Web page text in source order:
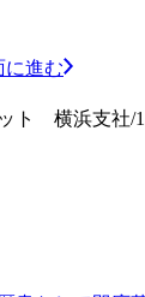
に進む
ト 横浜支社/